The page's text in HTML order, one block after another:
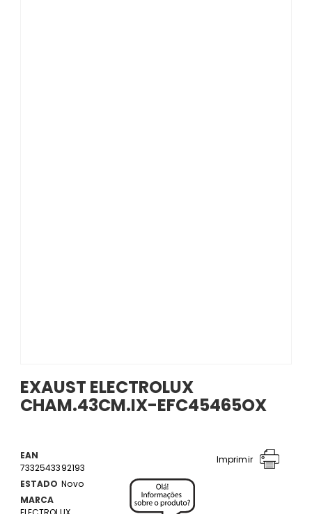
EXAUST ELECTROLUX
CHAM.43CM.IX-EFC45465OX
EAN
7332543392193
ESTADO Novo
MARCA
Imprimir